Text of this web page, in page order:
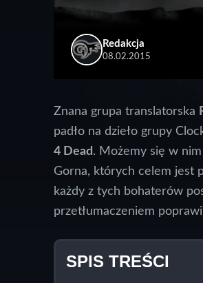
Redakcja
08.02.2015
Znana grupa translatorska
padło na dzieło grupy
4 Dead . Możemy się w
Gorna, których celem jest
każdy z tych bohaterów
przetłumaczeniem
SPIS TREŚCI